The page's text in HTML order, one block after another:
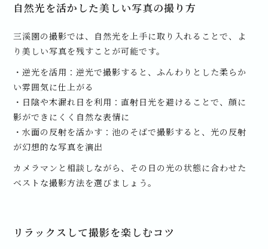
自然光を活かした美しい写真の撮り方
三溪園の撮影では、自然光を上手に取り入れることで、よ
り美しい写真を残すことが可能です。
・逆光を活用：逆光で撮影すると、ふんわりとした柔らか
い雰囲気に仕上がる
・日陰や木漏れ日を利用：直射日光を避けることで、顔に
影ができにくく自然な表情に
・水面の反射を活かす：池のそばで撮影すると、光の反射
が幻想的な写真を演出
カメラマンと相談しながら、その日の光の状態に合わせた
ベストな撮影方法を選びましょう。
リラックスして撮影を楽しむコツ